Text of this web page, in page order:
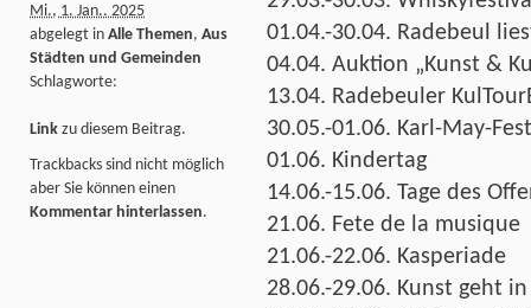
01.04.-30.04. Radebeul
04.04. Auktion „Kunst &
13.04. Radebeuler
30.05.-01.06. Karl-May-
01.06. Kindertag
14.06.-15.06. Tage des
21.06. Fete de la musique
21.06.-22.06. Kasperiade
28.06.-29.06. Kunst geht
Mi., 1. Jan.. 2025
abgelegt in Alle Themen, Aus
Städten und Gemeinden
Schlagworte:
Link zu diesem Beitrag.
Trackbacks sind nicht möglich
aber Sie können einen
Kommentar hinterlassen.